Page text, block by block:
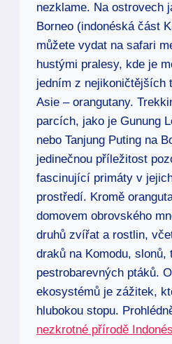
nezklame. Na ostrovech
Borneo (indonéská část
můžete vydat na safari
hustými pralesy, kde je
jedním z nejikoničtějších
Asie – orangutany.
parcích, jako je Gunung
nebo Tanjung Puting na
jedinečnou příležitost
fascinující primáty v
prostředí. Kromě
domovem obrovského
druhů zvířat a rostlin,
draků na Komodu, slonů,
pestrobarevných ptáků.
ekosystémů je zážitek,
hlubokou stopu.
nezkrotné přírodě